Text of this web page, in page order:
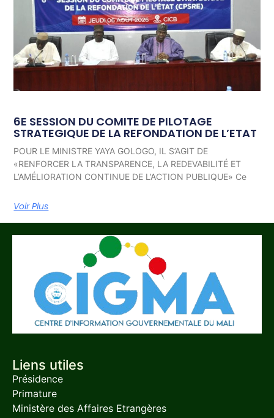
6E SESSION DU COMITE DE PILOTAGE
STRATEGIQUE DE LA REFONDATION DE L’ETAT
POUR LE MINISTRE YAYA GOLOGO, IL S’AGIT DE
«RENFORCER LA TRANSPARENCE, LA REDEVABILITÉ ET
L’AMÉLIORATION CONTINUE DE L’ACTION PUBLIQUE» Ce
Voir Plus
Liens utiles
Présidence
Primature
Ministère des Affaires Etrangères